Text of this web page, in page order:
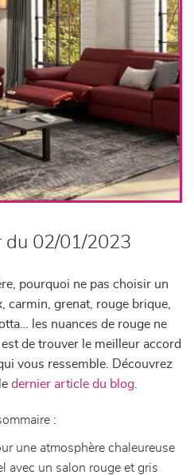
du 02/01/2023
pourquoi ne pas choisir un
carmin, grenat, rouge brique,
les nuances de rouge ne
de trouver le meilleur accord
vous ressemble. Découvrez
dernier article du blog.
:
une atmosphère chaleureuse
avec un salon rouge et gris